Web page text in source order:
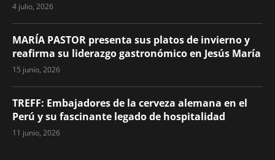
4 julio, 2026
MARÍA PASTOR presenta sus platos de invierno y
reafirma su liderazgo gastronómico en Jesús María
15 junio, 2026
TREFF: Embajadores de la cerveza alemana en el
Perú y su fascinante legado de hospitalidad
11 junio, 2026